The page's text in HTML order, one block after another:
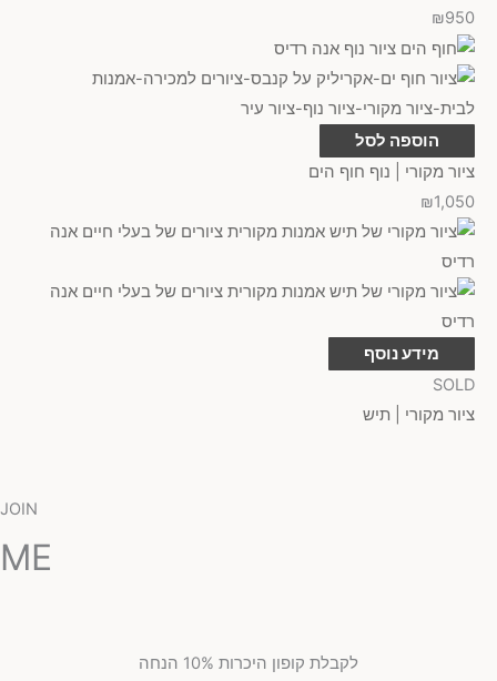
₪950
הוספה לסל
ציור מקורי | נוף חוף הים
₪1,050
מידע נוסף
SOLD
ציור מקורי | תיש
JOIN
ME
לקבלת קופון היכרות 10% הנחה